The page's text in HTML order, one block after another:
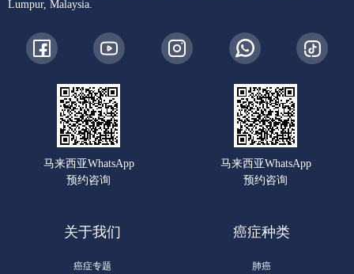
Lumpur, Malaysia.
马来西亚WhatsApp
预约咨询
马来西亚WhatsApp
预约咨询
关于我们
癌症专题
癌症种类
肺癌